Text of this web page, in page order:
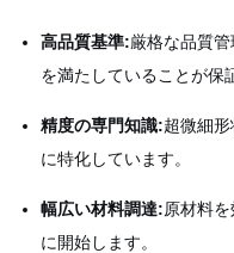
高品質基準:厳格な品質
を満たしていることが保
精度の専門知識:超微細
に特化しています。
幅広い材料調達:原材料
に開始します。